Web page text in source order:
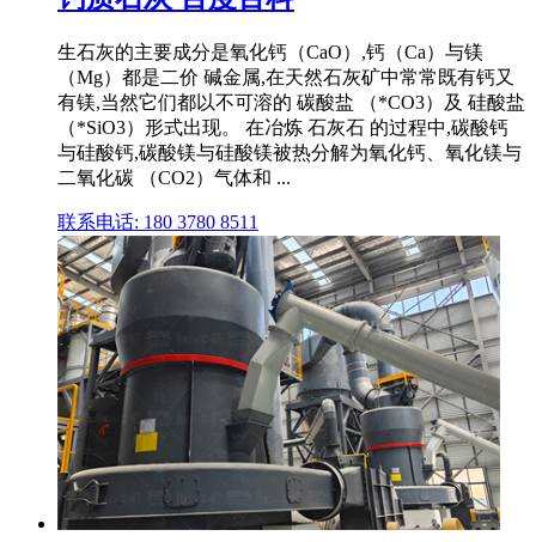
生石灰的主要成分是氧化钙（CaO）,钙（Ca）与镁
（Mg）都是二价 碱金属,在天然石灰矿中常常既有钙又
有镁,当然它们都以不可溶的 碳酸盐 （*CO3）及 硅酸盐
（*SiO3）形式出现。 在冶炼 石灰石 的过程中,碳酸钙
与硅酸钙,碳酸镁与硅酸镁被热分解为氧化钙、氧化镁与
二氧化碳 （CO2）气体和 ...
联系电话: 180 3780 8511